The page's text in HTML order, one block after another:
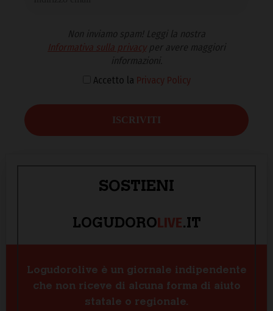
Non inviamo spam! Leggi la nostra
Informativa sulla privacyper avere maggiori
informazioni.
Accetto la Privacy Policy
SOSTIENI
LOGUDOROLIVE.IT
Logudorolive è un giornale indipendente
che non riceve di alcuna forma di aiuto
statale o regionale.